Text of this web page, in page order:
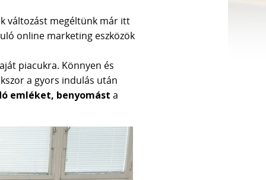
változást megéltünk már itt
online marketing eszközök
piacukra. Könnyen és
a gyors indulás után
emléket, benyomást a